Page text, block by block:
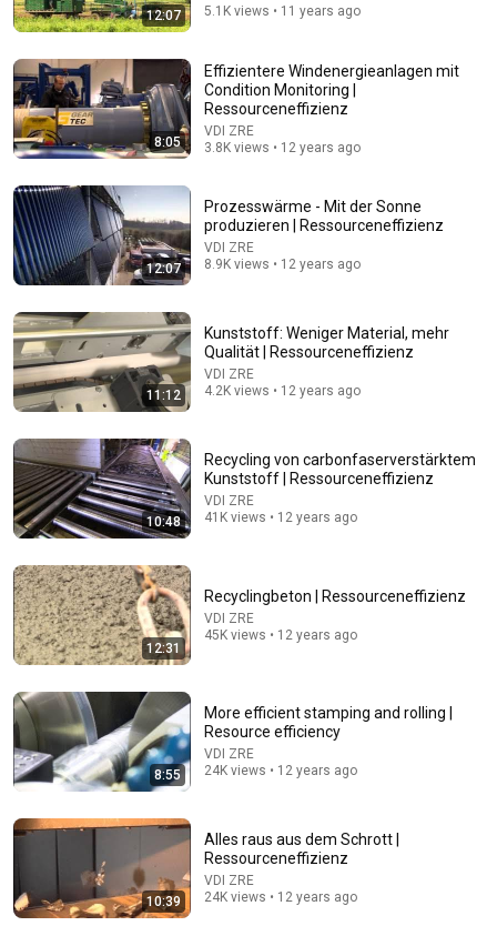
Can Aluminum Cans Be Recycled? - (The Truth might
surprise you)
JerryRigEverything 2.6M views
Einweg besser als Mehrweg? Glasflasche vs.
Getränkekarton | Ökochecker SWR
ARD Marktcheck • 138K views
Elektroschrott | Die Nordreportage | NDR Doku
875K views
12:07
5.1K views • 11 years ago
8:05
Effizientere Windenergieanlagen mit
Condition Monitoring |
Ressourceneffizienz
VDI ZRE
3.8K views • 12 years ago
12:07
Prozesswärme - Mit der Sonne
produzieren | Ressourceneffizienz
VDI ZRE
8.9K views • 12 years ago
11:12
Kunststoff: Weniger Material, mehr
Qualität | Ressourceneffizienz
VDI ZRE
4.2K views • 12 years ago
10:48
Recycling von carbonfaserverstärktem
Kunststoff | Ressourceneffizienz
VDI ZRE
41K views • 12 years ago
12:31
Recyclingbeton | Ressourceneffizienz
VDI ZRE
45K views • 12 years ago
8:55
More efficient stamping and rolling |
Resource efficiency
VDI ZRE
24K views • 12 years ago
10:39
Alles raus aus dem Schrott |
Ressourceneffizienz
VDI ZRE
24K views • 12 years ago